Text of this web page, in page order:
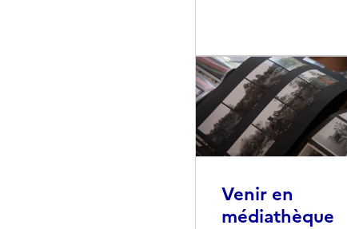
Venir en
médiathèque